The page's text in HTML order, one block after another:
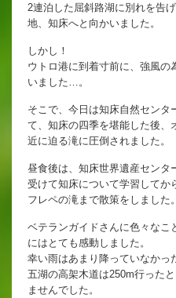
2連泊した屈斜路湖に別れを告
地、知床へと向かいました。
しかし！
ウトロ港に到着寸前に、強風の
いました…。
そこで、今日は知床自然センタ
て、知床の四季を堪能した後、
近に迫る滝に圧倒されました。
昼食後は、知床世界遺産センタ
受けて知床について学習してか
フレペの滝まで散策をしました。
ベテランガイドさんに色々なこ
にはとても感動しました。
幸い雨はあまり降っていなかっ
五湖の高架木道は250m行った
ませんでした。